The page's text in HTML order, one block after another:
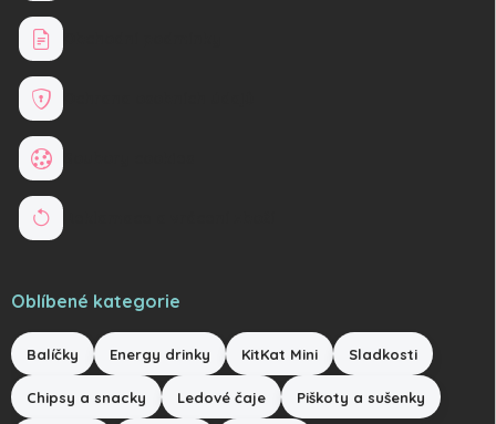
Oblíbené kategorie
Balíčky Energy drinky KitKat Mini Sladkosti
Chipsy a snacky Ledové čaje Piškoty a sušenky